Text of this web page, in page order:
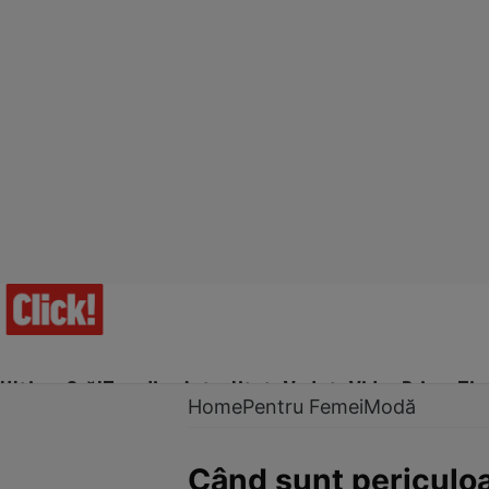
Ultima Oră!Trending Actualitate Vedete Video Prime Time
HomePentru FemeiModă
Când sunt